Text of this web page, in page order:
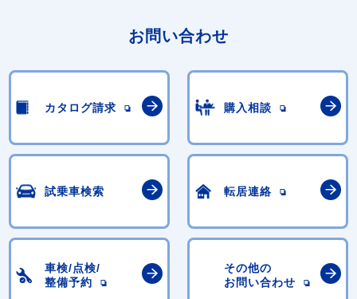
お問い合わせ
カタログ請求 購入相談
試乗車検索 転居連絡
車検/点検/
整備予約
その他の
お問い合わせ